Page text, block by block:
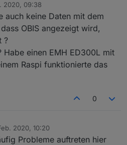
Lesekopf kommen müssen.
rx nicht angeschlossen hast und es
hast du vermutlich beim
des Lesekopf einen Fehler gemacht.
ein Kurzschluss oder ein Bauteil
beim löten beschädigt.
deine Handy Kamera auf den
ir led leuchtet bzw blinkt. Wenn du
2020, 09:38
auch keine Daten mit dem
OBIS angezeigt wird,
?
einen EMH ED300L mit
Raspi funktionierte das
0
2020, 10:20
Probleme auftreten hier